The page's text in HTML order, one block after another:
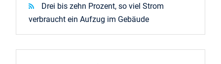
Drei bis zehn Prozent, so viel Strom
verbraucht ein Aufzug im Gebäude